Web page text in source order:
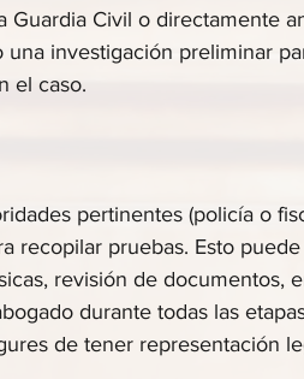
Guardia Civil o directamente
investigación preliminar
el caso.
pertinentes (policía o
recopilar pruebas. Esto
revisión de documentos,
durante todas las
de tener representación